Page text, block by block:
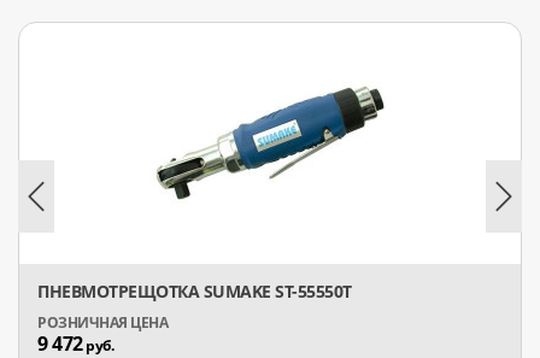
ПНЕВМОТРЕЩОТКА SUMAKE ST-55550T
9 472руб.